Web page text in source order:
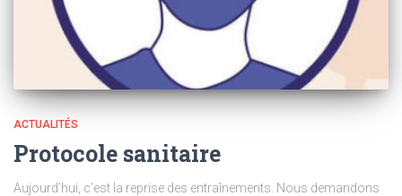
ACTUALITÉS
Protocole sanitaire
Aujourd’hui, c’est la reprise des entraînements. Nous demandons